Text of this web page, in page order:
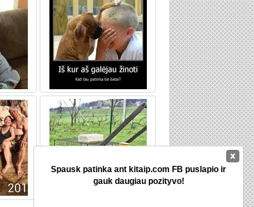
Spausk patinka ant kitaip.com FB puslapio ir
gauk daugiau pozityvo!